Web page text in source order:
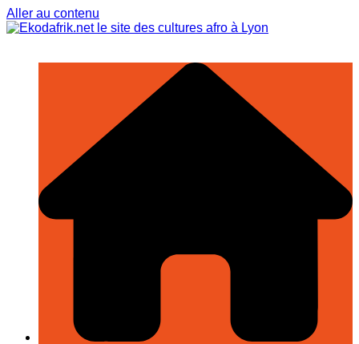
Aller au contenu